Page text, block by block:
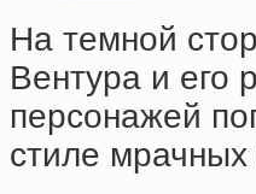
На темной
Вентура и его
персонажей
стиле мрачных